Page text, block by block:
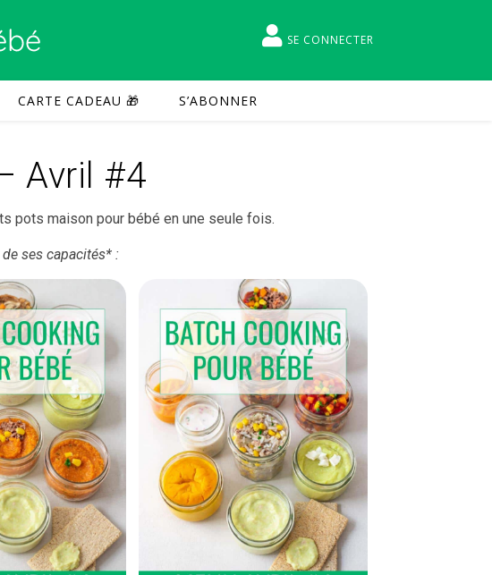
SE CONNECTER
CARTE CADEAU 🎁 S’ABONNER
Avril #4
pots maison pour bébé en une seule fois.
ses capacités* :